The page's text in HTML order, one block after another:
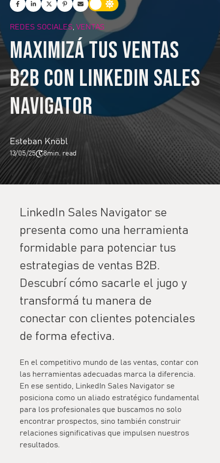
REDES SOCIALES, VENTAS
Maximizá tus ventas
B2B con LinkedIn Sales
Navigator
Esteban Knöbl
13/05/25 8min. read
LinkedIn Sales Navigator se
presenta como una herramienta
formidable para potenciar tus
estrategias de ventas B2B.
Descubrí cómo sacarle el jugo y
transformá tu manera de
conectar con clientes potenciales
de forma efectiva.
En el competitivo mundo de las ventas, contar con
las herramientas adecuadas marca la diferencia.
En ese sentido, LinkedIn Sales Navigator se
posiciona como un aliado estratégico fundamental
para los profesionales que buscamos no solo
encontrar prospectos, sino también construir
relaciones significativas que impulsen nuestros
resultados.